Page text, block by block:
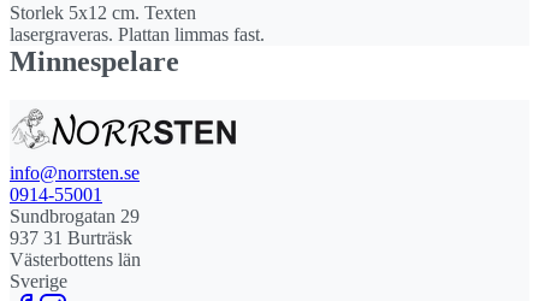
Storlek 5x12 cm. Texten
lasergraveras. Plattan limmas fast.
Minnespelare
info@norrsten.se
0914-55001
Sundbrogatan 29
937 31 Burträsk
Västerbottens län
Sverige